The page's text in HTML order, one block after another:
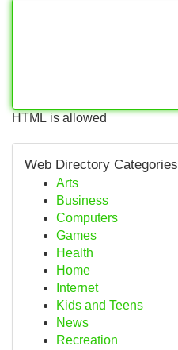
HTML is allowed
Web Directory Categories
Arts
Business
Computers
Games
Health
Home
Internet
Kids and Teens
News
Recreation